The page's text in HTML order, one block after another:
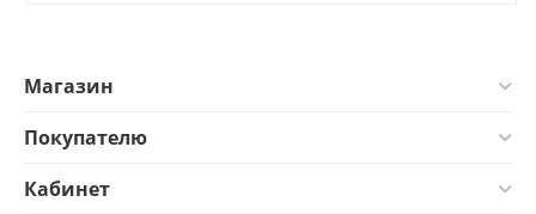
Магазин
Покупателю
Кабинет